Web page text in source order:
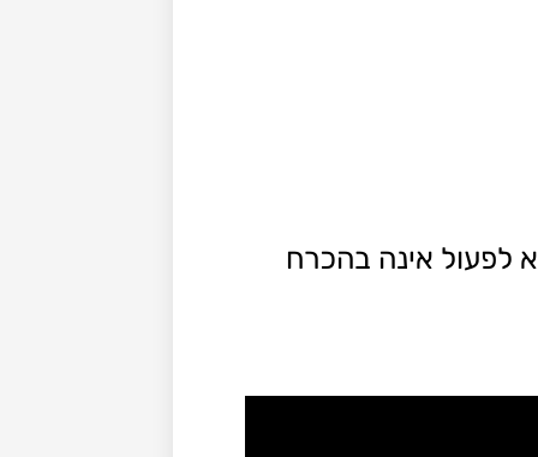
לפעול אינה בהכרח